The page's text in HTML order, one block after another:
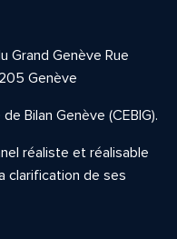
Grand Genève Rue
Genève
Bilan Genève (CEBIG).
réaliste et réalisable
clarification de ses